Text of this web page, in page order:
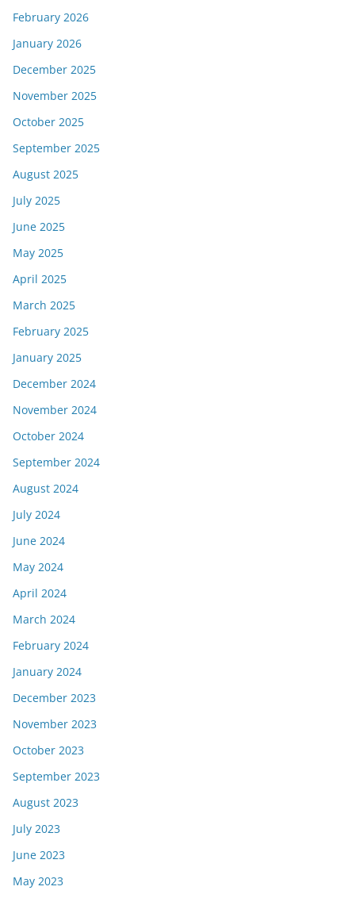
February 2026
January 2026
December 2025
November 2025
October 2025
September 2025
August 2025
July 2025
June 2025
May 2025
April 2025
March 2025
February 2025
January 2025
December 2024
November 2024
October 2024
September 2024
August 2024
July 2024
June 2024
May 2024
April 2024
March 2024
February 2024
January 2024
December 2023
November 2023
October 2023
September 2023
August 2023
July 2023
June 2023
May 2023